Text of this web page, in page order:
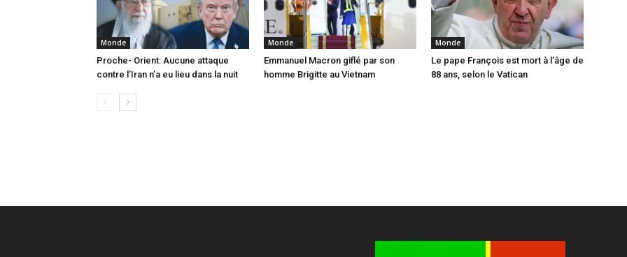
Monde
Proche- Orient: Aucune attaque
contre l’Iran n’a eu lieu dans la nuit
Monde
Emmanuel Macron giflé par son
homme Brigitte au Vietnam
Monde
Le pape François est mort à l’âge de
88 ans, selon le Vatican